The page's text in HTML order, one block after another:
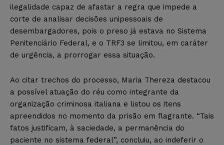
ilegalidade capaz de afastar a regra que impede a
corte de analisar decisões unipessoais de
desembargadores, pois o preso já estava no Sistema
Penitenciário Federal, e o TRF3 se limitou, em caráter
de urgência, a prorrogar essa situação.
Ao citar trechos do processo, Maria Thereza destacou
a possível atuação do réu como integrante da
organização criminosa italiana e listou os itens
apreendidos no momento da prisão em flagrante. “Tais
fatos justificam, à saciedade, a permanência do
paciente no sistema federal”, concluiu, ao indeferir o